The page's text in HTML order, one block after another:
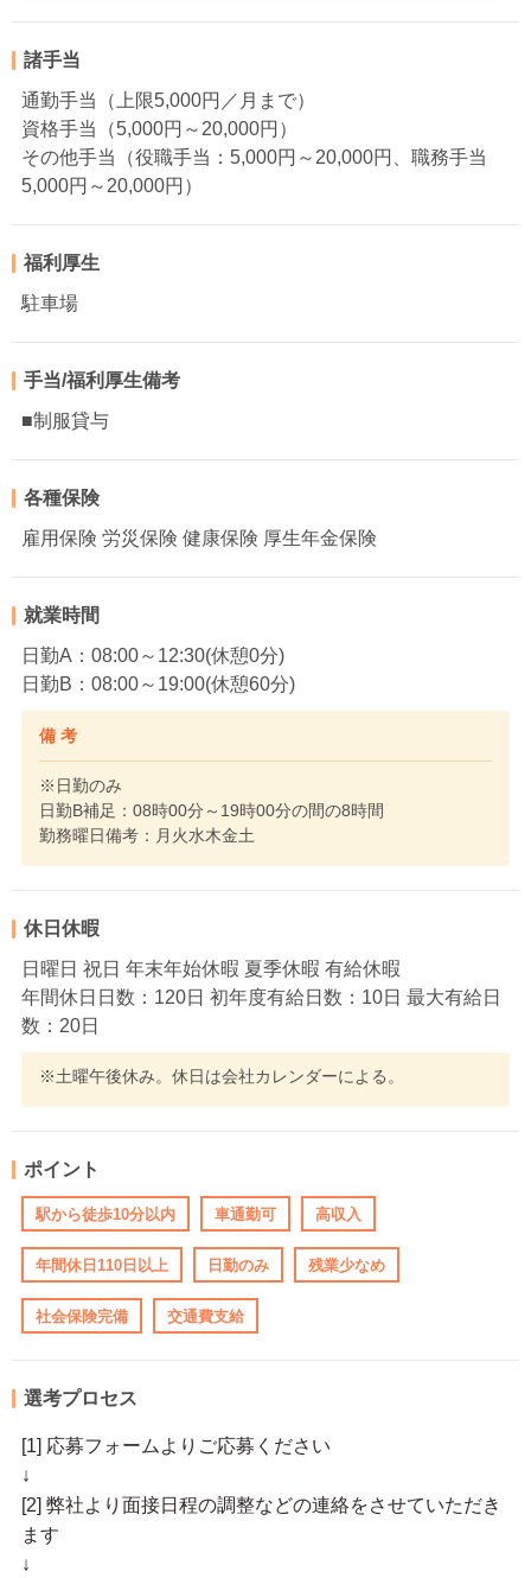
諸手当
通勤手当（上限5,000円／月まで）
資格手当（5,000円～20,000円）
その他手当（役職手当：5,000円～20,000円、職務手当
5,000円～20,000円）
福利厚生
駐車場
手当/福利厚生備考
■制服貸与
各種保険
雇用保険 労災保険 健康保険 厚生年金保険
就業時間
日勤A：08:00～12:30(休憩0分)
日勤B：08:00～19:00(休憩60分)
備 考
※日勤のみ
日勤B補足：08時00分～19時00分の間の8時間
勤務曜日備考：月火水木金土
休日休暇
日曜日 祝日 年末年始休暇 夏季休暇 有給休暇
年間休日日数：120日 初年度有給日数：10日 最大有給日
数：20日
※土曜午後休み。休日は会社カレンダーによる。
ポイント
駅から徒歩10分以内 車通勤可 高収入
年間休日110日以上 日勤のみ 残業少なめ
社会保険完備 交通費支給
選考プロセス
[1] 応募フォームよりご応募ください
↓
[2] 弊社より面接日程の調整などの連絡をさせていただき
ます
↓